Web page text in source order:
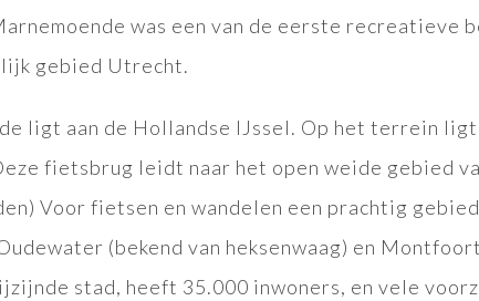
was een van de eerste recreatieve
gebied Utrecht.
ligt aan de Hollandse IJssel. Op het terrein
fietsbrug leidt naar het open weide gebied
Voor fietsen en wandelen een prachtig
(bekend van heksenwaag) en
stad, heeft 35.000 inwoners, en vele